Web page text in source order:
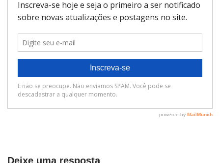
Deixe uma resposta